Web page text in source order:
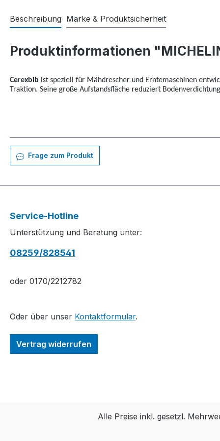
Beschreibung Marke & Produktsicherheit
Produktinformationen
Cerexbib ist speziell für Mähdrescher und Erntemaschinen
Traktion. Seine große Aufstandsfläche reduziert
Frage zum Produkt
Service-Hotline
Unterstützung und Beratung unter:
08259/828541
oder 0170/2212782
Oder über unser Kontaktformular.
Vertrag widerrufen
Alle Preise inkl. gesetzl.